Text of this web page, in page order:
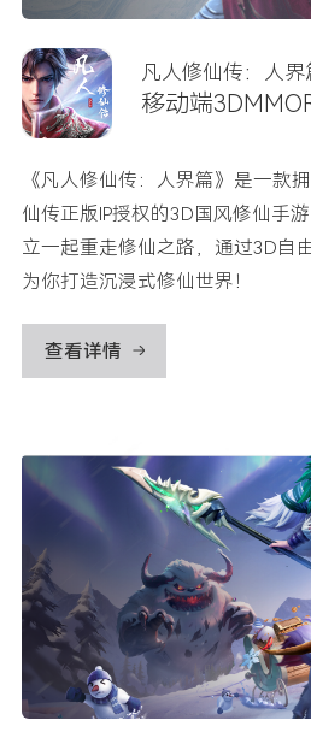
凡人修仙传：人界
移动端
《凡人修仙传：人界篇》是一款
仙传正版IP授权的3D国风修仙手
立一起重走修仙之路，通过3D自
为你打造沉浸式修仙世界！
查看详情